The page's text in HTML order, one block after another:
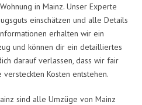
in Mainz. Unser Experte
einschätzen und alle Details
erhalten wir ein
und können dir ein detailliertes
darauf verlassen, dass wir fair
Kosten entstehen.
sind alle Umzüge von Mainz